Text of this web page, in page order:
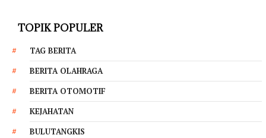
TOPIK POPULER
TAG BERITA
BERITA OLAHRAGA
BERITA OTOMOTIF
KEJAHATAN
BULUTANGKIS